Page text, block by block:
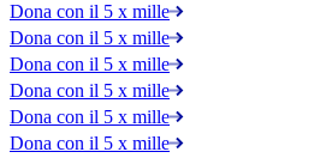
Dona con il 5 x mille
Dona con il 5 x mille
Dona con il 5 x mille
Dona con il 5 x mille
Dona con il 5 x mille
Dona con il 5 x mille